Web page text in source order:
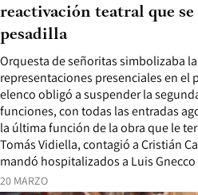
20 MARZO
Orquesta de señoritas simbolizaba
representaciones presenciales en el
elenco obligó a suspender la
funciones, con todas las entradas
la última función de la obra que le
Tomás Vidiella, contagió a Cristián
mandó hospitalizados a Luis Gnecco
reactivación teatral que
pesadilla